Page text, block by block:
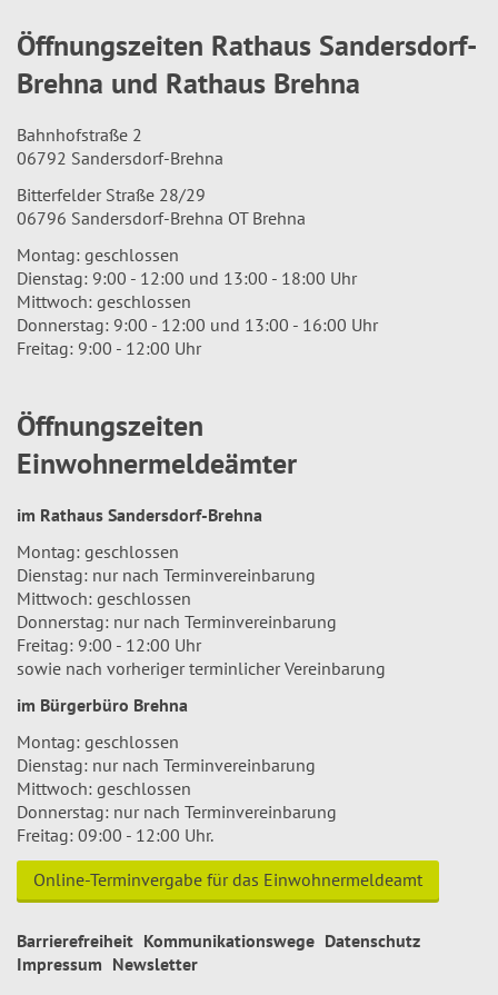
Öffnungszeiten Rathaus Sandersdorf-
Brehna und Rathaus Brehna
Bahnhofstraße 2
06792 Sandersdorf-Brehna
Bitterfelder Straße 28/29
06796 Sandersdorf-Brehna OT Brehna
Montag: geschlossen
Dienstag: 9:00 - 12:00 und 13:00 - 18:00 Uhr
Mittwoch: geschlossen
Donnerstag: 9:00 - 12:00 und 13:00 - 16:00 Uhr
Freitag: 9:00 - 12:00 Uhr
Öffnungszeiten
Einwohnermeldeämter
im Rathaus Sandersdorf-Brehna
Montag: geschlossen
Dienstag: nur nach Terminvereinbarung
Mittwoch: geschlossen
Donnerstag: nur nach Terminvereinbarung
Freitag: 9:00 - 12:00 Uhr
sowie nach vorheriger terminlicher Vereinbarung
im Bürgerbüro Brehna
Montag: geschlossen
Dienstag: nur nach Terminvereinbarung
Mittwoch: geschlossen
Donnerstag: nur nach Terminvereinbarung
Freitag: 09:00 - 12:00 Uhr.
Online-Terminvergabe für das Einwohnermeldeamt
Barrierefreiheit Kommunikationswege Datenschutz
Impressum Newsletter